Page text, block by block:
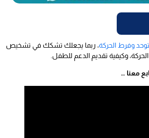
وفرط الحركة، ربما يجعلك تشكك في تشخيص
وكيفية تقديم الدعم للطفل.
معنا …